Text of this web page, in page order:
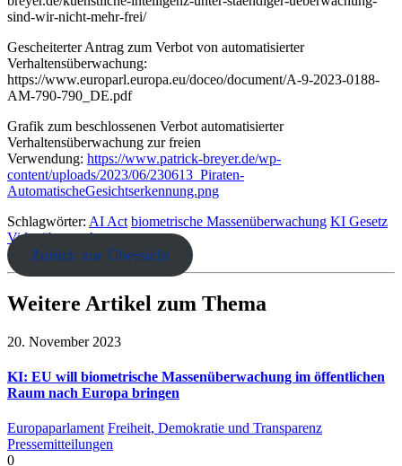
sind-wir-nicht-mehr-frei/
Gescheiterter Antrag zum Verbot von automatisierter
Verhaltensüberwachung:
https://www.europarl.europa.eu/doceo/document/A-9-2023-0188-
AM-790-790_DE.pdf
Grafik zum beschlossenen Verbot automatisierter
Verhaltensüberwachung zur freien
Verwendung: https://www.patrick-breyer.de/wp-
content/uploads/2023/06/230613_Piraten-
AutomatischeGesichtserkennung.png
Schlagwörter: AI Act biometrische Massenüberwachung KI Gesetz
Videoüberwachung
Zurück zur Übersicht
Weitere Artikel zum Thema
20. November 2023
KI: EU will biometrische Massenüberwachung im öffentlichen
Raum nach Europa bringen
Europaparlament Freiheit, Demokratie und Transparenz
Pressemitteilungen
0